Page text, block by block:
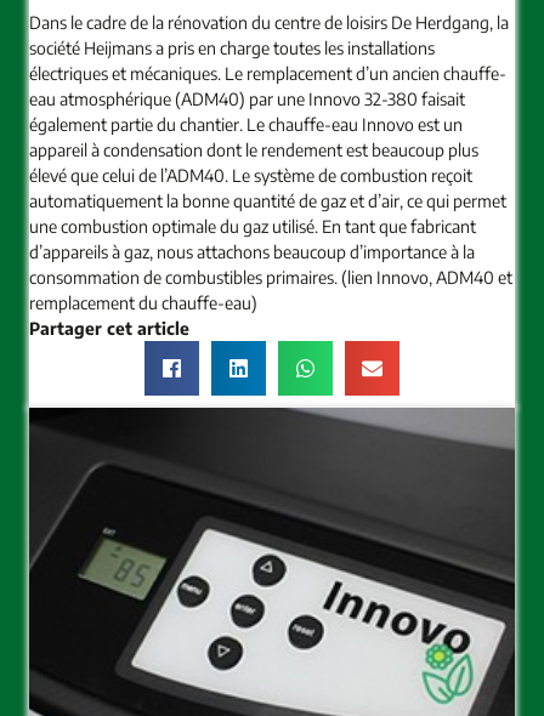
Dans le cadre de la rénovation du centre de loisirs De Herdgang, la
société Heijmans a pris en charge toutes les installations
électriques et mécaniques. Le remplacement d’un ancien chauffe-
eau atmosphérique (ADM40) par une Innovo 32-380 faisait
également partie du chantier. Le chauffe-eau Innovo est un
appareil à condensation dont le rendement est beaucoup plus
élevé que celui de l’ADM40. Le système de combustion reçoit
automatiquement la bonne quantité de gaz et d’air, ce qui permet
une combustion optimale du gaz utilisé. En tant que fabricant
d’appareils à gaz, nous attachons beaucoup d’importance à la
consommation de combustibles primaires. (lien Innovo, ADM40 et
remplacement du chauffe-eau)
Partager cet article